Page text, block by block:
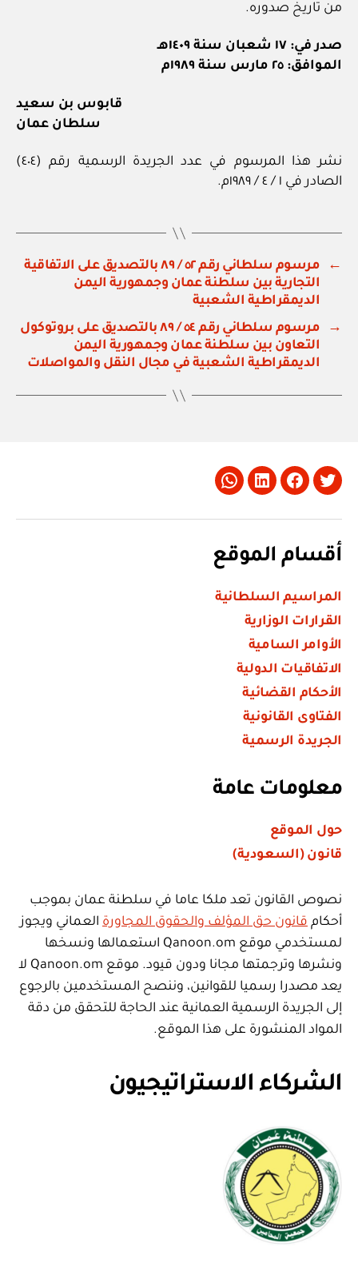
من تاريخ صدوره.
صدر في: ١٧ شعبان سنة ١٤٠٩هـ
الموافق: ٢٥ مارس سنة ١٩٨٩م
قابوس بن سعيد
سلطان عمان
نشر هذا المرسوم في عدد الجريدة الرسمية رقم (٤٠٤)
الصادر في ١ / ٤ / ١٩٨٩م.
←
مرسوم سلطاني رقم ٥٢ / ٨٩ بالتصديق على الاتفاقية
التجارية بين سلطنة عمان وجمهورية اليمن
الديمقراطية الشعبية
→
مرسوم سلطاني رقم ٥٤ / ٨٩ بالتصديق على بروتوكول
التعاون بين سلطنة عمان وجمهورية اليمن
الديمقراطية الشعبية في مجال النقل والمواصلات
Twitter
Facebook
LinkedIn
Whatsapp
أقسام الموقع
المراسيم السلطانية
القرارات الوزارية
الأوامر السامية
الاتفاقيات الدولية
الأحكام القضائية
الفتاوى القانونية
الجريدة الرسمية
معلومات عامة
حول الموقع
قانون (السعودية)
نصوص القانون تعد ملكا عاما في سلطنة عمان بموجب
أحكام قانون حق المؤلف والحقوق المجاورة العماني ويجوز
لمستخدمي موقع Qanoon.om استعمالها ونسخها
ونشرها وترجمتها مجانا ودون قيود. موقع Qanoon.om لا
يعد مصدرا رسميا للقوانين، وننصح المستخدمين بالرجوع
إلى الجريدة الرسمية العمانية عند الحاجة للتحقق من دقة
المواد المنشورة على هذا الموقع.
الشركاء الاستراتيجيون